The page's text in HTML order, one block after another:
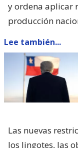
y ordena aplicar
producción
Lee también...
Las nuevas
los lingotes, las